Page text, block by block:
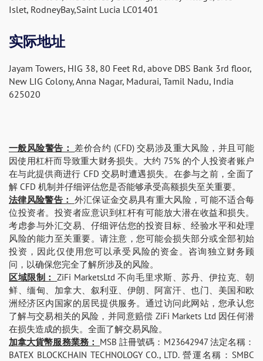
Islet, RodneyBay,Saint Lucia LC01401
实际地址
Jayam Towers, HIG 38, 80 Feet Rd, above DBS Bank 3rd floor,
New LIG Colony, Anna Nagar, Madurai, Tamil Nadu, India
625020
一般风险警告： 差价合约 (CFD) 交易涉及重大风险，并且可能
因使用杠杆而导致重大财务损失。大约 75% 的个人投资者账户
在与此提供商进行 CFD 交易时遭遇损失。在参与之前，全面了
解 CFD 机制并仔细评估您是否能够承受高额损失至关重要。
法律风险警告： 外汇保证金交易具有重大风险，可能不适合每
位投资者。投资者应意识到杠杆有可能放大潜在收益和损失。
考虑参与外汇交易、仔细评估您的投资目标、经验水平和处理
风险的能力至关重要。请注意，您可能会损失部分或全部初始
投资，因此仅使用您可以承受风险的资金。咨询独立财务顾
问，以确保您完全了解所涉及的风险。
区域限制： ZiFi MarketsLtd 不向毛里求斯、苏丹、伊拉克、朝
鲜、缅甸、加拿大、叙利亚、伊朗、阿富汗、也门、美国和欧
洲经济区内国家的居民提供服务。通过访问此网站，您承认您
了解与交易相关的风险，并同意赔偿 ZiFi Markets Ltd 因任何潜
在损失造成的损失。全面了解交易风险。
加拿大貨幣服務業務： MSB 註冊號碼：M23642947 法定名稱：
BATEX BLOCKCHAIN TECHNOLOGY CO., LTD. 營運名稱：SMBC